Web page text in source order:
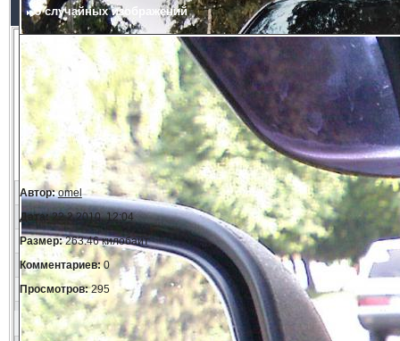
5 случайных изображений
Автор: omel
Дата:22.2.2010, 12:04
Размер:263.46 килобайт
Комментариев:0
Просмотров:295